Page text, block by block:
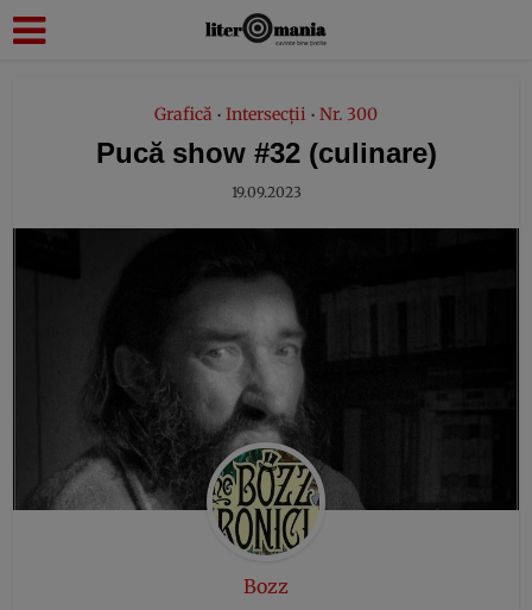
Grafică • Intersecții • Nr. 300
Pucă show #32 (culinare)
19.09.2023
Bozz
modal-check